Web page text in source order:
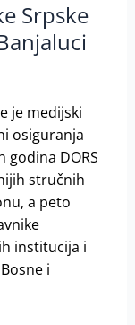
Srpske
je medijski
osiguranja
godina DORS
stručnih
a peto
institucija i
i